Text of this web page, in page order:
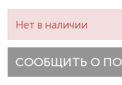
Нет в наличии
СООБЩИТЬ О